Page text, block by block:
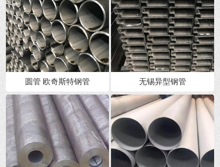
圆管 欧奇斯特钢管 无锡异型钢管